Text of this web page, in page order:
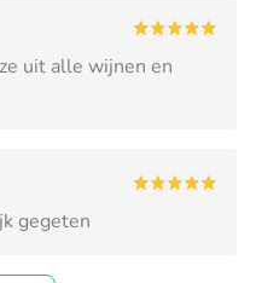
uit alle wijnen en
gegeten